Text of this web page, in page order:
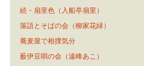
続・扇里色（入船亭扇里）
落語とそばの会（柳家花緑）
蕎麦屋で相撲気分
薮伊豆唄の会（遠峰あこ）